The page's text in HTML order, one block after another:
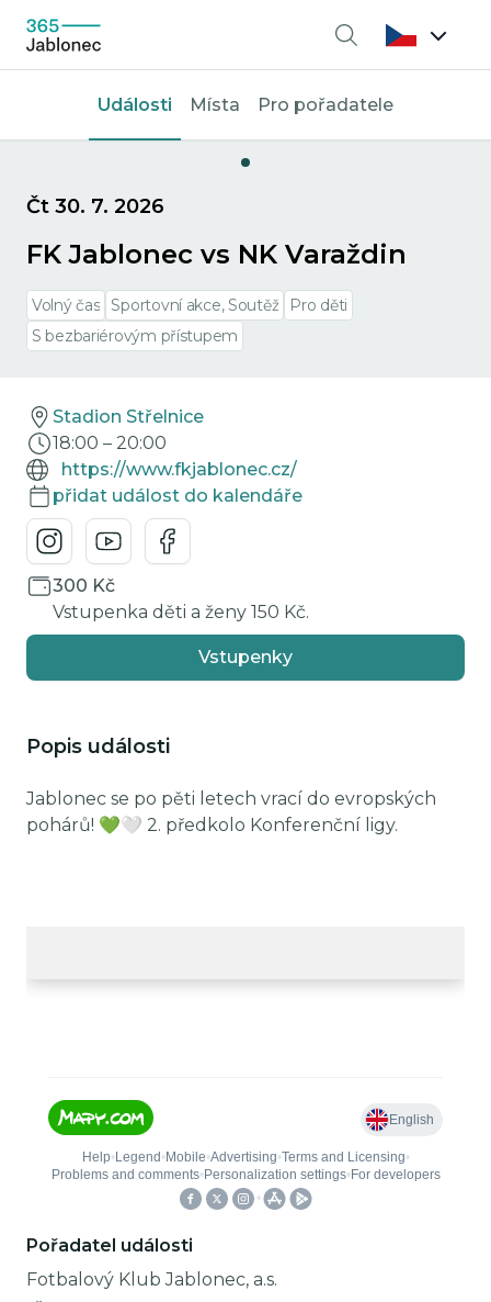
Vyhledávání
Události Místa Pro pořadatele
Čt 30. 7. 2026
FK Jablonec vs NK Varaždin
Volný čas Sportovní akce, Soutěž
Pro děti
S bezbariérovým přístupem
Stadion Střelnice
18:00 – 20:00
https://www.fkjablonec.cz/
přidat událost do kalendáře
300 Kč
Vstupenka děti a ženy 150 Kč.
Vstupenky
Popis události
Jablonec se po pěti letech vrací do evropských
pohárů! 💚🤍 2. předkolo Konferenční ligy.
Pořadatel události
Fotbalový Klub Jablonec, a.s.